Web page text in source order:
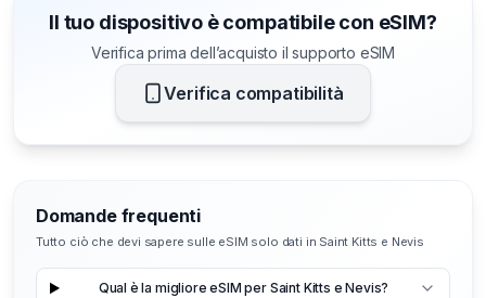
Il tuo dispositivo è compatibile con eSIM?
Verifica prima dell’acquisto il supporto eSIM
Verifica compatibilità
Domande frequenti
Tutto ciò che devi sapere sulle eSIM solo dati in Saint Kitts e Nevis
Qual è la migliore eSIM per Saint Kitts e Nevis?